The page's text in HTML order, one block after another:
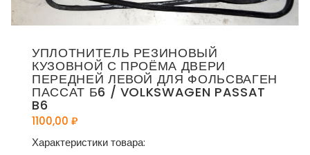
УПЛОТНИТЕЛЬ РЕЗИНОВЫЙ
КУЗОВНОЙ С ПРОЁМА ДВЕРИ
ПЕРЕДНЕЙ ЛЕВОЙ ДЛЯ ФОЛЬСВАГЕН
ПАССАТ Б6 / VOLKSWAGEN PASSAT
B6
1100,00 ₽
Характеристики товара: